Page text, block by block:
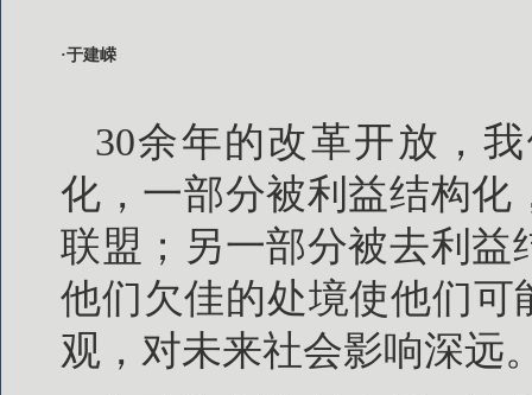
·于建嵘
30余年的改革开放，
化，一部分被利益结构化
联盟；另一部分被去利益
他们欠佳的处境使他们可
观，对未来社会影响深远